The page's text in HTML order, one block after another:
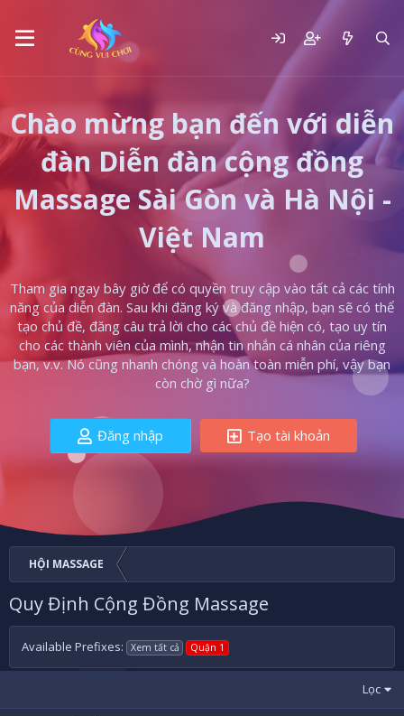
Chào mừng bạn đến với diễn
đàn Diễn đàn cộng đồng
Massage Sài Gòn và Hà Nội -
Việt Nam
Tham gia ngay bây giờ để có quyền truy cập vào tất cả các tính
năng của diễn đàn. Sau khi đăng ký và đăng nhập, bạn sẽ có thể
tạo chủ đề, đăng câu trả lời cho các chủ đề hiện có, tạo uy tín
cho các thành viên của mình, nhận tin nhắn cá nhân của riêng
bạn, v.v. Nó cũng nhanh chóng và hoàn toàn miễn phí, vậy bạn
còn chờ gì nữa?
Đăng nhập Tạo tài khoản
HỘI MASSAGE
Quy Định Cộng Đồng Massage
Available Prefixes: Xem tất cả Quận 1
Lọc